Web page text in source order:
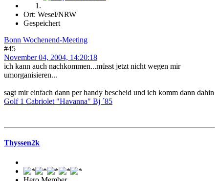
Ort: Wesel/NRW
Gespeichert
Bonn Wochenend-Meeting
#45
November 04, 2004, 14:20:18
ich kann auch nachkommen...müsst jetzt nicht wegen mir
umorganisieren...
sagt mir einfach dann per handy bescheid und ich komm dann dahin
Golf 1 Cabriolet "Havanna" Bj ´85
Thyssen2k